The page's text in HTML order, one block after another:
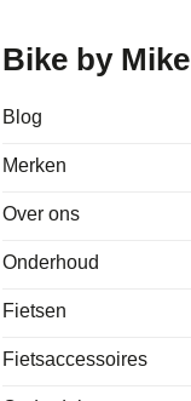
Bike by Mike
Blog
Merken
Over ons
Onderhoud
Fietsen
Fietsaccessoires